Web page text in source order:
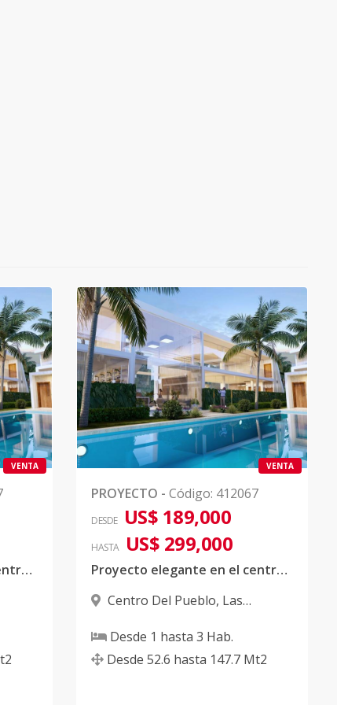
VENTA
Proyecto elegante en el centro ciudad
VENTA
PROYECTO - Código: 412067
DESDE US$ 189,000
HASTA US$ 299,000
Proyecto elegante en el centro ciudad
Centro Del Pueblo, Las
Desde 1 hasta 3 Hab.
Desde 52.6 hasta 147.7 Mt2